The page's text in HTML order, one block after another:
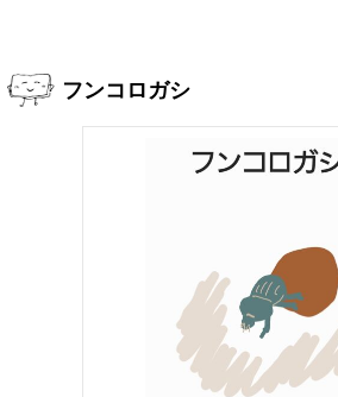
フンコロガシ